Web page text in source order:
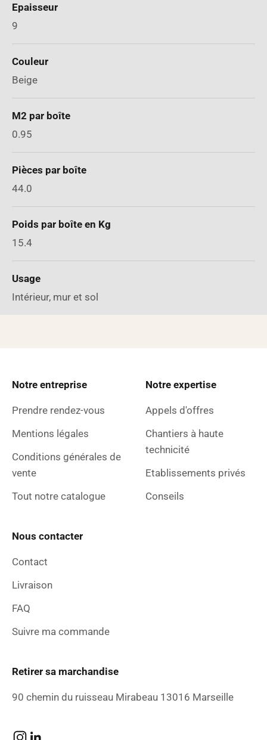
Epaisseur
9
Couleur
Beige
M2 par boîte
0.95
Pièces par boîte
44.0
Poids par boîte en Kg
15.4
Usage
Intérieur, mur et sol
Notre entreprise
Prendre rendez-vous
Mentions légales
Conditions générales de
vente
Tout notre catalogue
Notre expertise
Appels d'offres
Chantiers à haute
technicité
Etablissements privés
Conseils
Nous contacter
Contact
Livraison
FAQ
Suivre ma commande
Retirer sa marchandise
90 chemin du ruisseau Mirabeau 13016 Marseille